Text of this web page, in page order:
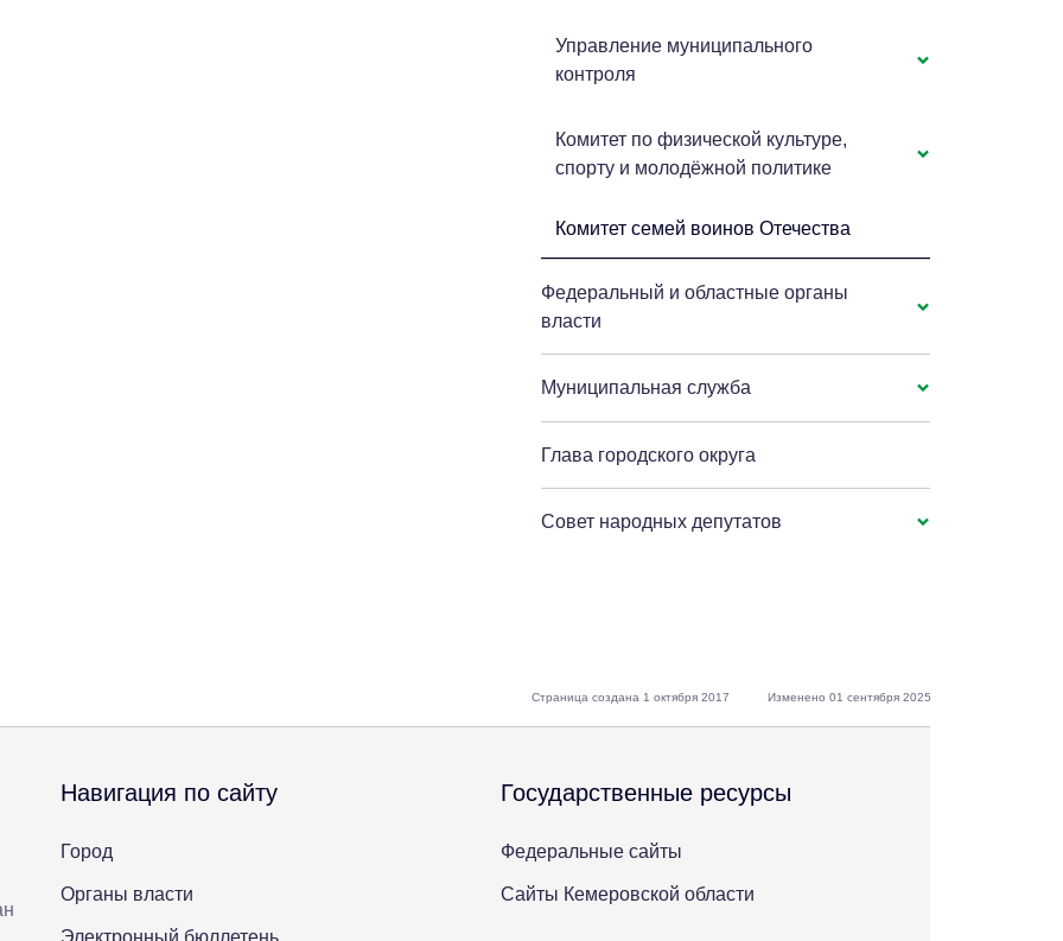
Управление муниципального
контроля
Комитет по физической культуре,
спорту и молодёжной политике
Комитет семей воинов Отечества
Федеральный и областные органы
власти
Муниципальная служба
Глава городского округа
Совет народных депутатов
Страница создана 1 октября 2017 Изменено 01 сентября 2025
Навигация по сайту
Город
Органы власти
Государственные ресурсы
Федеральные сайты
Сайты Кемеровской области